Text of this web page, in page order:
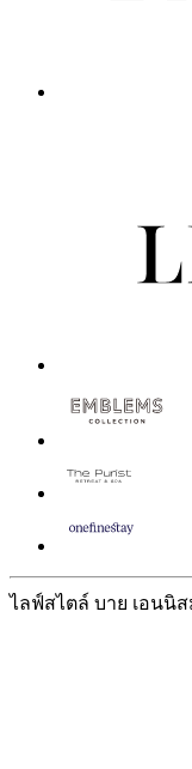
ไลฟ์สไตล์ บาย เอนนิ